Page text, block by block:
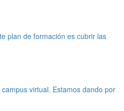
plan de formación es cubrir las
virtual. Estamos dando por